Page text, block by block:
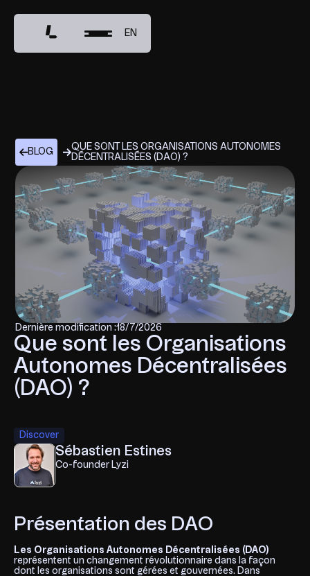
EN
BLOG
QUE SONT LES ORGANISATIONS AUTONOMES
DÉCENTRALISÉES (DAO) ?
Dernière modification :18/7/2026
Que sont les Organisations
Autonomes Décentralisées
(DAO) ?
Discover
Sébastien Estines
Co-founder Lyzi
Présentation des DAO
Les Organisations Autonomes Décentralisées (DAO)
représentent un changement révolutionnaire dans la façon
dont les organisations sont gérées et gouvernées. Dans